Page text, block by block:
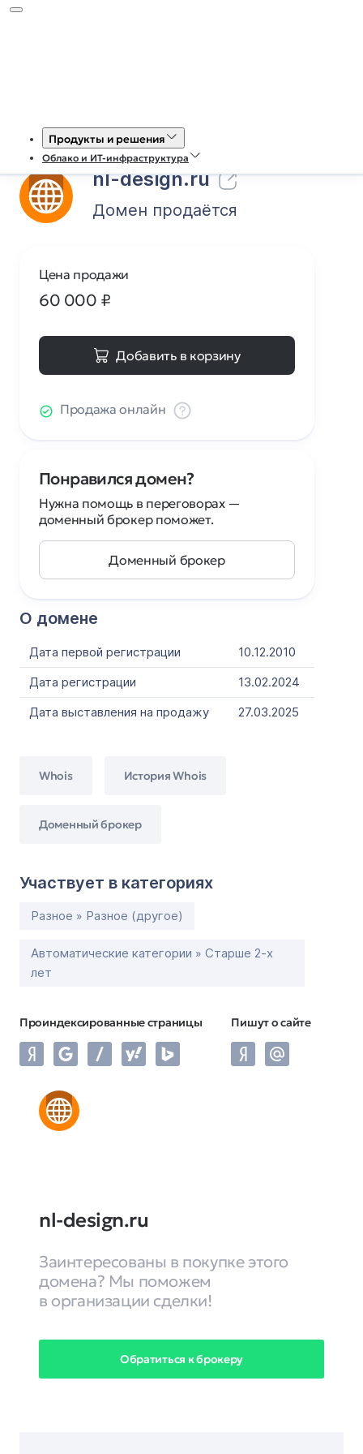
Продукты и решения
Облако и ИТ-инфраструктура
Магазин доменов
nl-design.ru
Домен продаётся
О домене
Дата первой регистрации
10.12.2010
Дата регистрации
13.02.2024
Дата выставления на продажу
27.03.2025
Whois История Whois
Доменный брокер
Участвует в категориях
Разное » Разное (другое)
Автоматические категории » Старше 2-х
лет
Проиндексированные страницы Пишут о сайте
Цена продажи
60 000 ₽
Добавить в корзину
Продажа онлайн
Понравился домен?
Нужна помощь в переговорах —
доменный брокер поможет.
Доменный брокер
nl-design.ru
Заинтересованы в покупке этого
домена? Мы поможем
в организации сделки!
Обратиться к брокеру